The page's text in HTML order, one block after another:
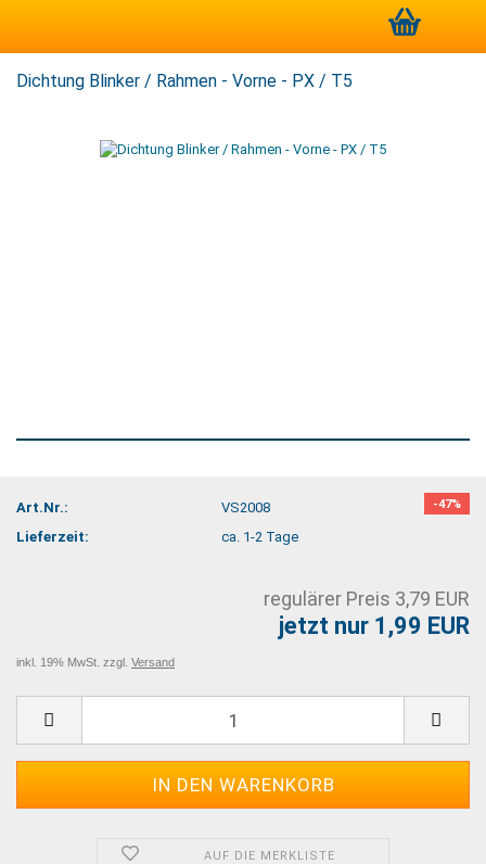
Dichtung Blinker / Rahmen - Vorne - PX / T5
-47%
Art.Nr.:
VS2008
Lieferzeit:
ca. 1-2 Tage
regulärer Preis 3,79 EUR
jetzt nur 1,99 EUR
inkl. 19% MwSt. zzgl. Versand
AUF DIE MERKLISTE